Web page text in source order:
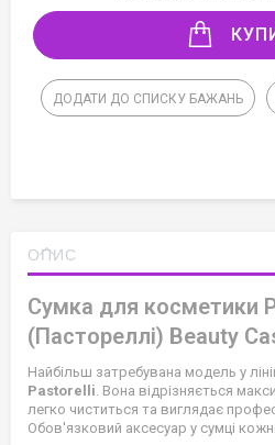
ДОДАТИ ДО СПИСКУ БАЖАНЬ
ОПИС
Сумка для косметики
(Пастореллі) Beauty
Найбільш затребувана модель у
Pastorelli . Вона відрізняється
легко чиститься та виглядає
Обов'язковий аксесуар у сумці